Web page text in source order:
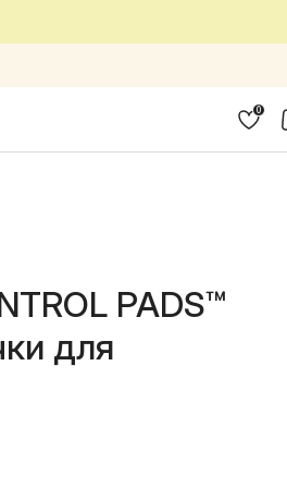
0
PADS™
для